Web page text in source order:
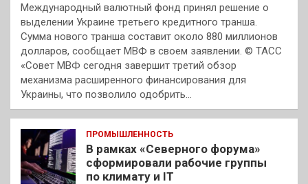
Международный валютный фонд принял решение о
выделении Украине третьего кредитного транша.
Сумма нового транша составит около 880 миллионов
долларов, сообщает МВФ в своем заявлении. © ТАСС
«Совет МВФ сегодня завершит третий обзор
механизма расширенного финансирования для
Украины, что позволило одобрить…
ПРОМЫШЛЕННОСТЬ
В рамках «Северного форума»
сформировали рабочие группы
по климату и IT